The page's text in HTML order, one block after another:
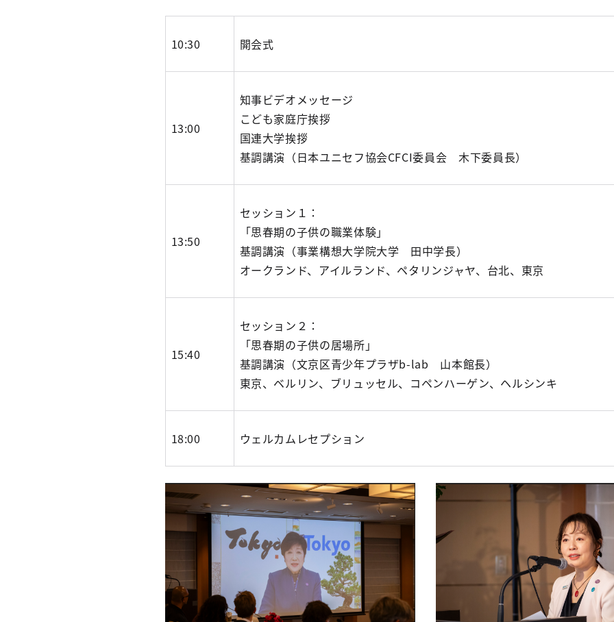
10:30 開会式
13:00
知事ビデオメッセージ
こども家庭庁挨拶
国連大学挨拶
基調講演（日本ユニセフ協会CFCI委員会 木下委員長）
13:50
セッション１：
「思春期の子供の職業体験」
基調講演（事業構想大学院大学 田中学長）
オークランド、アイルランド、ペタリンジャヤ、台北、東京
15:40
セッション２：
「思春期の子供の居場所」
基調講演（文京区青少年プラザb-lab 山本館長）
東京、ベルリン、ブリュッセル、コペンハーゲン、ヘルシンキ
18:00 ウェルカムレセプション